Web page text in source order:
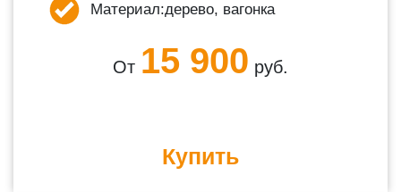
Материал:дерево, вагонка
От 15 900 руб.
Купить